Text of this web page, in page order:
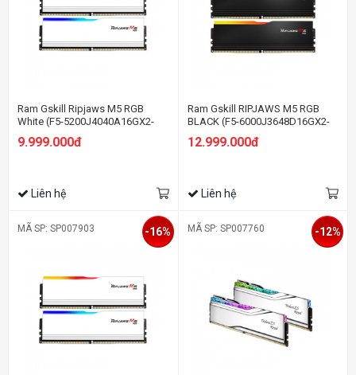
Ram Gskill Ripjaws M5 RGB
White (F5-5200J4040A16GX2-
RM5RW) 32GB (2x16GB) DDR5
5200 MHz
9.999.000đ
Liên hệ
Ram Gskill RIPJAWS M5 RGB
BLACK (F5-6000J3648D16GX2-
RM5RK) 32GB (2x16GB) DDR5
6000MHz
12.999.000đ
Liên hệ
MÃ SP: SP007903 -16% MÃ SP: SP007760 -12%